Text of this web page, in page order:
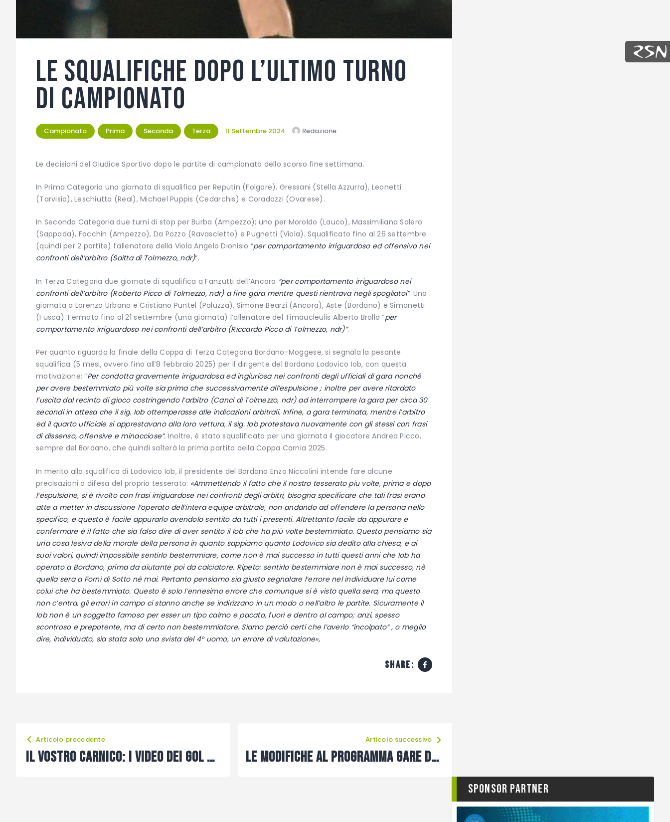
Le squalifiche dopo l’ultimo turno
di campionato
Campionato Prima Seconda Terza 11 Settembre 2024 Redazione
Le decisioni del Giudice Sportivo dopo le partite di campionato dello scorso fine settimana.
In Prima Categoria una giornata di squalifica per Reputin (Folgore), Gressani (Stella Azzurra), Leonetti
(Tarvisio), Leschiutta (Real), Michael Puppis (Cedarchis) e Coradazzi (Ovarese).
In Seconda Categoria due turni di stop per Burba (Ampezzo); uno per Moroldo (Lauco), Massimiliano Solero
(Sappada), Facchin (Ampezzo), Da Pozzo (Ravascletto) e Pugnetti (Viola). Squalificato fino al 26 settembre
(quindi per 2 partite) l’allenatore della Viola Angelo Dionisio “per comportamento irriguardoso ed offensivo nei
confronti dell’arbitro (Saitta di Tolmezzo, ndr)“.
In Terza Categoria due giornate di squalifica a Fanzutti dell’Ancora “per comportamento irriguardoso nei
confronti dell’arbitro (Roberto Picco di Tolmezzo, ndr) a fine gara mentre questi rientrava negli spogliatoi”. Una
giornata a Lorenzo Urbano e Cristiano Puntel (Paluzza), Simone Bearzi (Ancora), Aste (Bordano) e Simonetti
(Fusca). Fermato fino al 21 settembre (una giornata) l’allenatore del Timaucleulis Alberto Brollo “per
comportamento irriguardoso nei confronti dell’arbitro (Riccardo Picco di Tolmezzo, ndr)”.
Per quanto riguarda la finale della Coppa di Terza Categoria Bordano-Moggese, si segnala la pesante
squalifica (5 mesi, ovvero fino all’8 febbraio 2025) per il dirigente del Bordano Lodovico Iob, con questa
motivazione: “Per condotta gravemente irriguardosa ed ingiuriosa nei confronti degli ufficiali di gara nonché
per avere bestemmiato più volte sia prima che successivamente all’espulsione ; inoltre per avere ritardato
l’uscita dal recinto di gioco costringendo l’arbitro (Canci di Tolmezzo, ndr) ad interrompere la gara per circa 30
secondi in attesa che il sig. Iob ottemperasse alle indicazioni arbitrali. Infine, a gara terminata, mentre l’arbitro
ed il quarto ufficiale si apprestavano alla loro vettura, il sig. Iob protestava nuovamente con gli stessi con frasi
di dissenso, offensive e minacciose”. Inoltre, è stato squalificato per una giornata il giocatore Andrea Picco,
sempre del Bordano, che quindi salterà la prima partita della Coppa Carnia 2025.
In merito alla squalifica di Lodovico Iob, il presidente del Bordano Enzo Niccolini intende fare alcune
precisazioni a difesa del proprio tesserato: «Ammettendo il fatto che il nostro tesserato piu volte, prima e dopo
l’espulsione, si è rivolto con frasi irriguardose nei confronti degli arbitri, bisogna specificare che tali frasi erano
atte a metter in discussione l’operato dell’intera equipe arbitrale, non andando ad offendere la persona nello
specifico, e questo è facile appurarlo avendolo sentito da tutti i presenti. Altrettanto facile da appurare e
confermare è il fatto che sia falso dire di aver sentito il Iob che ha più volte bestemmiato. Questo pensiamo sia
una cosa lesiva della morale della persona in quanto sappiamo quanto Lodovico sia dedito alla chiesa, e ai
suoi valori, quindi impossibile sentirlo bestemmiare, come non è mai successo in tutti questi anni che Iob ha
operato a Bordano, prima da aiutante poi da calciatore. Ripeto: sentirlo bestemmiare non è mai successo, nè
quella sera a Forni di Sotto né mai. Pertanto pensiamo sia giusto segnalare l’errore nel individuare lui come
colui che ha bestemmiato. Questo è solo l’ennesimo errore che comunque si è visto quella sera, ma questo
non c’entra, gli errori in campo ci stanno anche se indirizzano in un modo o nell’altro le partite. Sicuramente il
Iob non è un soggetto famoso per esser un tipo calmo e pacato, fuori e dentro al campo; anzi, spesso
scontroso e prepotente, ma di certo non bestemmiatore. Siamo perciò certi che l’averlo “incolpato“ , o meglio
dire, individuato, sia stata solo una svista del 4° uomo, un errore di valutazione»,
share:
Articolo precedente
Il vostro Carnico: i video dei gol della giornata
Articolo successivo
Le modifiche al programma gare dei prossimi giorni
Sponsor Partner